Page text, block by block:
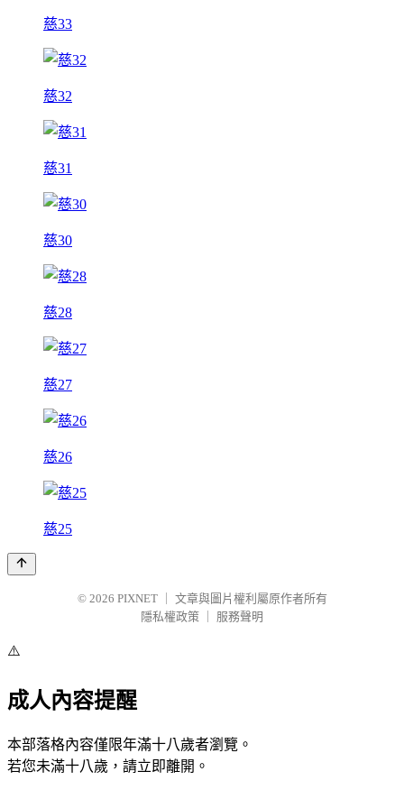
慈33
慈32
慈31
慈30
慈28
慈27
慈26
慈25
© 2026 PIXNET
文章與圖片權利屬原作者所有
隱私權政策
服務聲明
⚠️
成人內容提醒
本部落格內容僅限年滿十八歲者瀏覽。
若您未滿十八歲，請立即離開。